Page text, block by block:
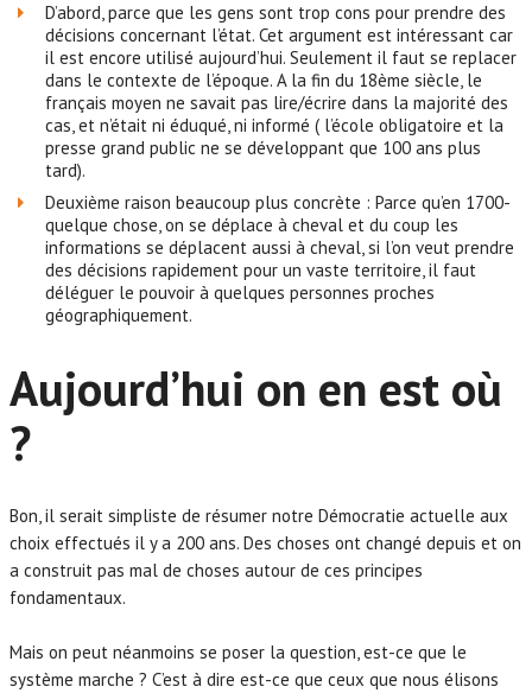
D’abord, parce que les gens sont trop cons pour prendre des
décisions concernant l’état. Cet argument est intéressant car
il est encore utilisé aujourd’hui. Seulement il faut se replacer
dans le contexte de l’époque. A la fin du 18ème siècle, le
français moyen ne savait pas lire/écrire dans la majorité des
cas, et n’était ni éduqué, ni informé ( l’école obligatoire et la
presse grand public ne se développant que 100 ans plus
tard).
Deuxième raison beaucoup plus concrète : Parce qu’en 1700-
quelque chose, on se déplace à cheval et du coup les
informations se déplacent aussi à cheval, si l’on veut prendre
des décisions rapidement pour un vaste territoire, il faut
déléguer le pouvoir à quelques personnes proches
géographiquement.
Aujourd’hui on en est où
?
Bon, il serait simpliste de résumer notre Démocratie actuelle aux
choix effectués il y a 200 ans. Des choses ont changé depuis et on
a construit pas mal de choses autour de ces principes
fondamentaux.
Mais on peut néanmoins se poser la question, est-ce que le
système marche ? C’est à dire est-ce que ceux que nous élisons